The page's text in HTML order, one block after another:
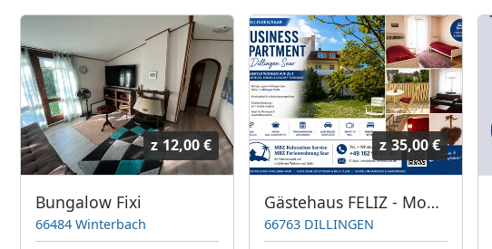
z 12,00 €
Bungalow Fixi
66484 Winterbach
z 35,00 €
Gästehaus FELIZ - Monteurzimmer Saar
66763 DILLINGEN